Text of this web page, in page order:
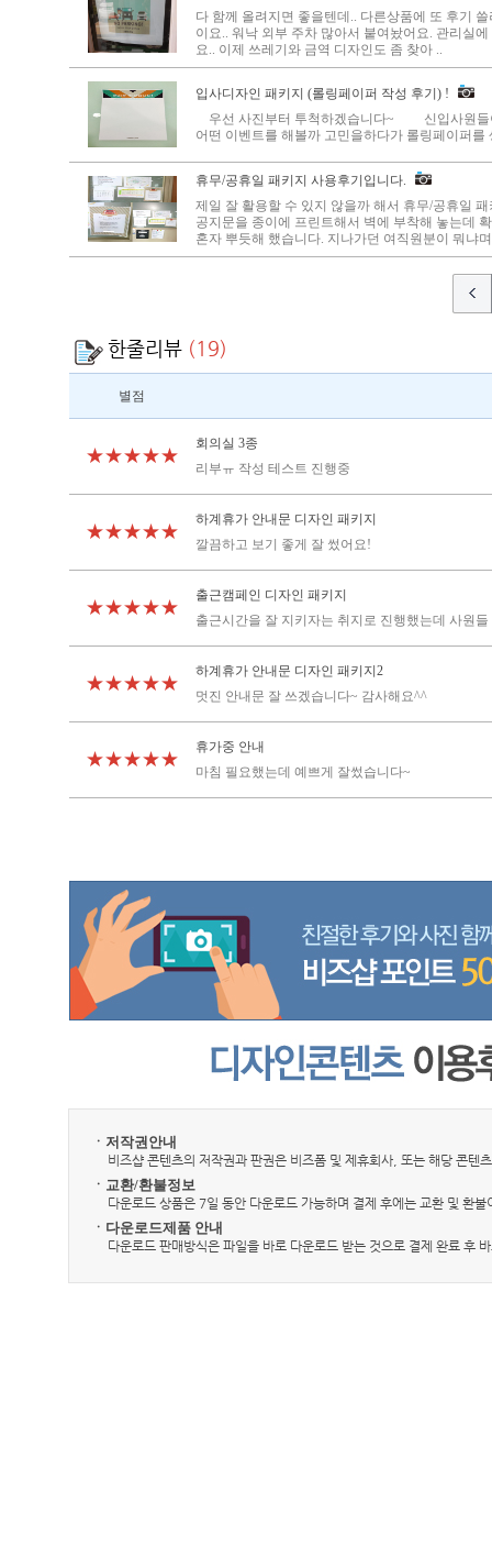
다 함께 올려지면 좋을텐데.. 다른상품에 또 후기
이요.. 워낙 외부 주차 많아서 붙여놨어요. 관리실
요.. 이제 쓰레기와 금역 디자인도 좀 찾아 ..
입사디자인 패키지 (롤링페이퍼 작성 후기) !
우선 사진부터 투척하겠습니다~ 신입사원들
어떤 이벤트를 해볼까 고민을하다가 롤링페이퍼
휴무/공휴일 패키지 사용후기입니다.
제일 잘 활용할 수 있지 않을까 해서 휴무/공휴일
공지문을 종이에 프린트해서 벽에 부착해 놓는데
혼자 뿌듯해 했습니다. 지나가던 여직원분이 뭐냐
한줄리뷰 (19)
별점
★★★★★
회의실 3종
리부ㅠ 작성 테스트 진행중
★★★★★
하계휴가 안내문 디자인 패키지
깔끔하고 보기 좋게 잘 썼어요!
★★★★★
출근캠페인 디자인 패키지
출근시간을 잘 지키자는 취지로 진행했는데 사원
★★★★★
하계휴가 안내문 디자인 패키지2
멋진 안내문 잘 쓰겠습니다~ 감사해요^^
★★★★★
휴가중 안내
마침 필요했는데 예쁘게 잘썼습니다~
ㆍ저작권안내
비즈샵 콘텐츠의 저작권과 판권은 비즈폼 및 제휴회사, 또는 해당 콘텐
ㆍ교환/환불정보
다운로드 상품은 7일 동안 다운로드 가능하며 결제 후에는 교환 및 환
ㆍ다운로드제품 안내
다운로드 판매방식은 파일을 바로 다운로드 받는 것으로 결제 완료 후